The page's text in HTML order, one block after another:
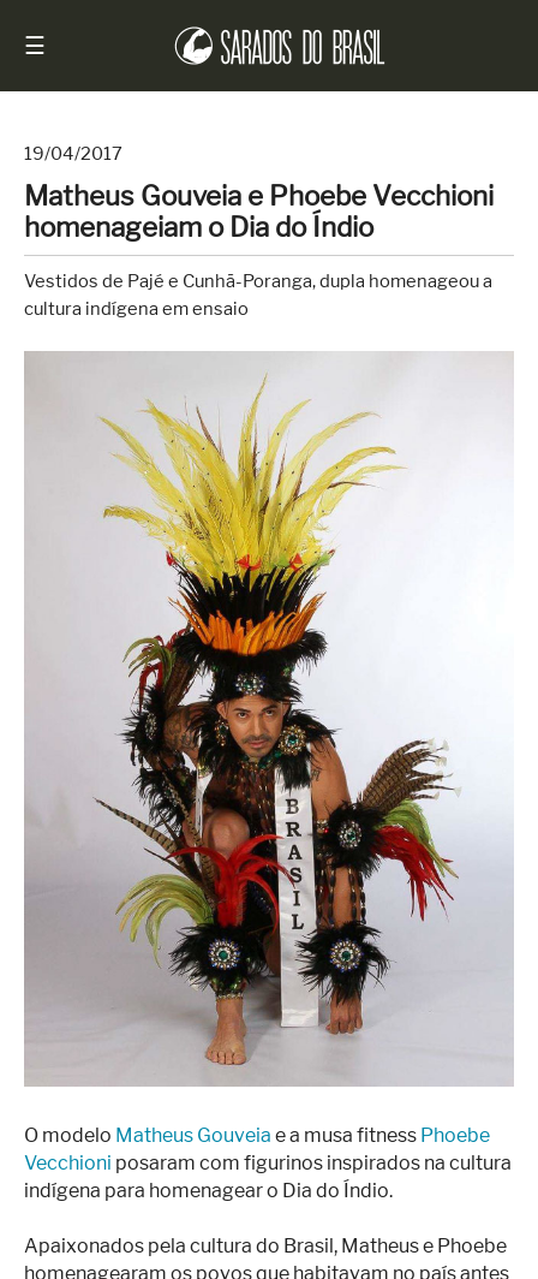
☰
Início
Notícias
Sarados
do
Anabolizantes
Suplementação
Alimentação
Concursos
19/04/2017
Matheus Gouveia e Phoebe Vecchioni
homenageiam o Dia do Índio
Vestidos de Pajé e Cunhã-Poranga, dupla homenageou a
cultura indígena em ensaio
O modelo Matheus Gouveia e a musa fitness Phoebe
Vecchioni posaram com figurinos inspirados na cultura
indígena para homenagear o Dia do Índio.
Apaixonados pela cultura do Brasil, Matheus e Phoebe
homenagearam os povos que habitavam no país antes